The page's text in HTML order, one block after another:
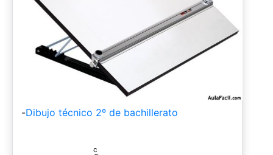
-Dibujo técnico 2º de bachillerato